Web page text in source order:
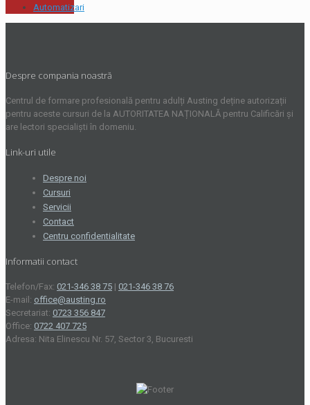
Automatizari
Despre compania noastră
Centrul de formare profesională pentru adulți Austing deține autorizații
pentru aceste cursuri de la AUTORITATEA NAȚIONALĂ pentru Calificări și
are lectori specialiști în domeniu.
Link-uri utile
Despre noi
Cursuri
Servicii
Contact
Centru confidentialitate
Informatii contact
Telefon/Fax: 021-346 38 75 | 021-346 38 76
E-mail: office@austing.ro
Secretariat: 0723 356 847
Office: 0722 407 725
Adresa: Nita Elinescu Nr. 57, Sector 3, Bucuresti